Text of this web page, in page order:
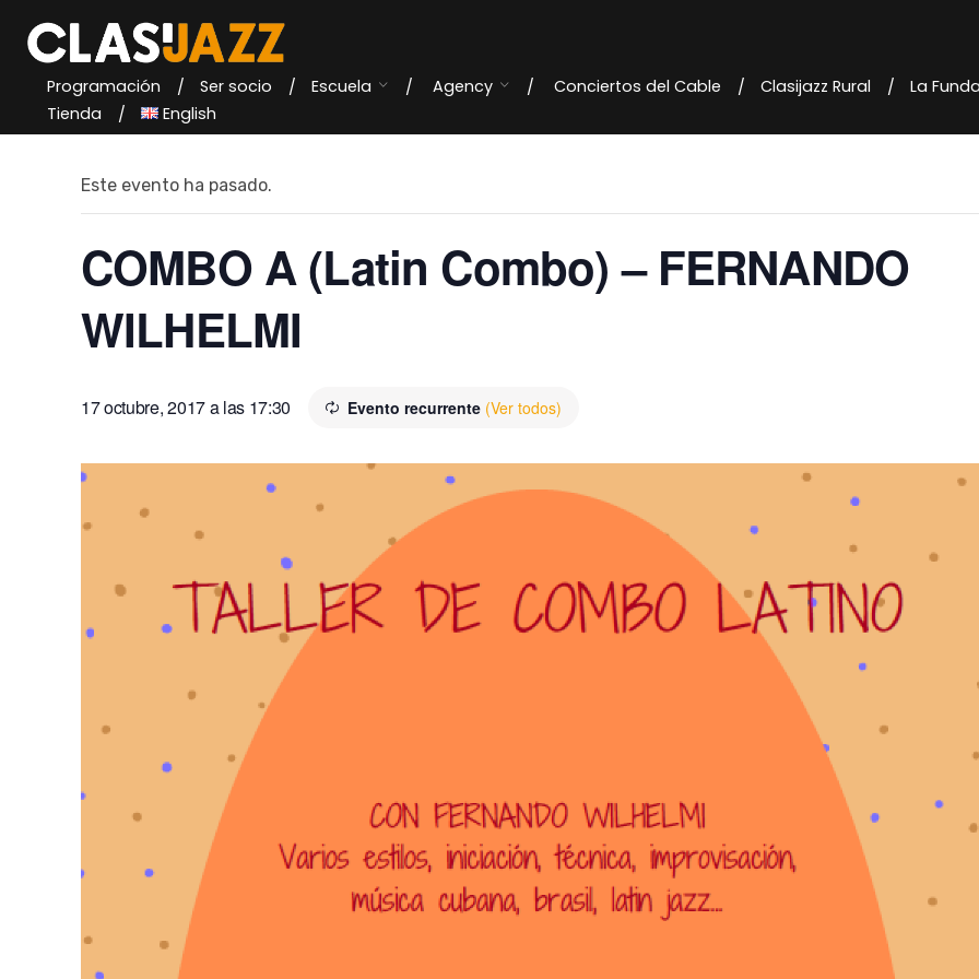
content
Programación Ser socio Escuela Agency Conciertos del Cable Clasijazz Rural La
Tienda
English
« Todos los Eventos
Este evento ha pasado.
COMBO A (Latin Combo) – FERNANDO
WILHELMI
17 octubre, 2017 a las 17:30 Evento recurrente (Ver todos)